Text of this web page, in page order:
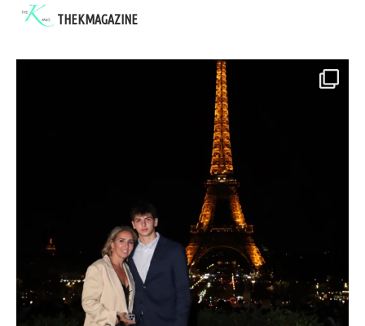
THEKMAGAZINE